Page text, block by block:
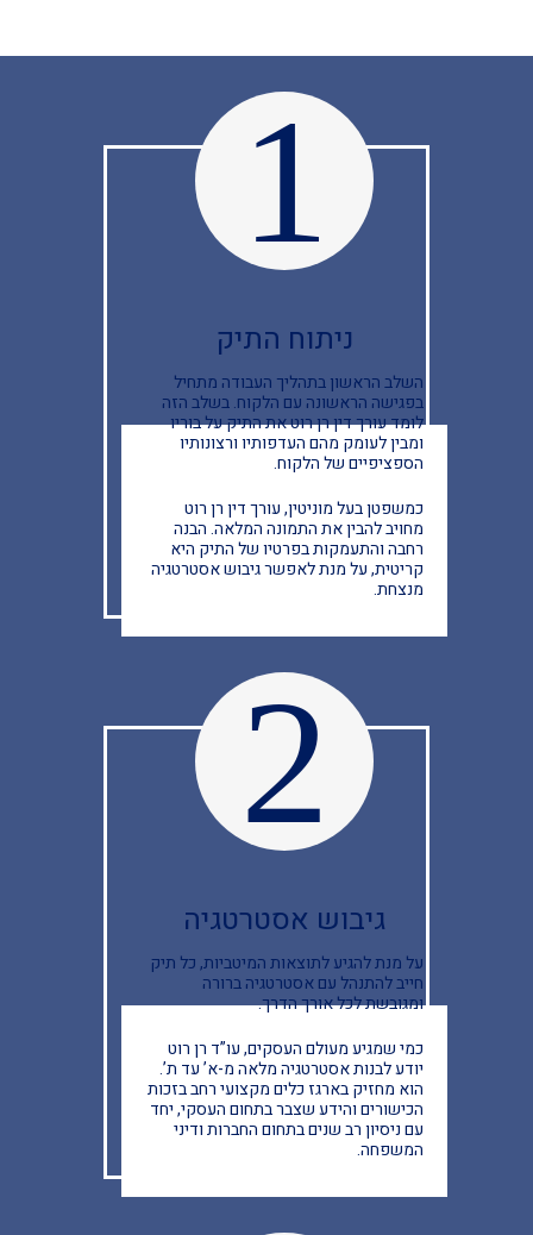
1
ניתוח התיק
השלב הראשון בתהליך העבודה מתחיל
בפגישה הראשונה עם הלקוח. בשלב הזה
לומד עורך דין רן רוט את התיק על בוריו
ומבין לעומק מהם העדפותיו ורצונותיו
הספציפיים של הלקוח.
כמשפטן בעל מוניטין, עורך דין רן רוט
מחויב להבין את התמונה המלאה. הבנה
רחבה והתעמקות בפרטיו של התיק היא
קריטית, על מנת לאפשר גיבוש אסטרטגיה
מנצחת.
2
גיבוש אסטרטגיה
על מנת להגיע לתוצאות המיטביות, כל תיק
חייב להתנהל עם אסטרטגיה ברורה
ומגובשת לכל אורך הדרך.
כמי שמגיע מעולם העסקים, עו”ד רן רוט
יודע לבנות אסטרטגיה מלאה מ-א’ עד ת’.
הוא מחזיק בארגז כלים מקצועי רחב בזכות
הכישורים והידע שצבר בתחום העסקי, יחד
עם ניסיון רב שנים בתחום החברות ודיני
המשפחה.